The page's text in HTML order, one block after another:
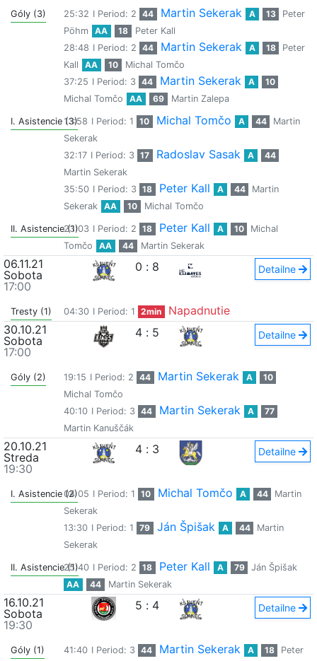
Góly (3) 25:32 I Period: 2 44 Martin Sekerak A 13
Peter
Pöhm
AA 18
Peter Kall
28:48 I Period: 2 44 Martin Sekerak A 18
Peter
Kall
AA 10
Michal Tomčo
37:25 I Period: 3 44 Martin Sekerak A
10
Michal Tomčo
AA 69 Martin Zalepa
I. Asistencie (3)
13:58 I Period: 1 10 Michal Tomčo A 44
Martin
Sekerak
32:17 I Period: 3 17 Radoslav Sasak A
44
Martin Sekerak
35:50 I Period: 3 18 Peter Kall A 44
Martin
Sekerak
AA 10 Michal Tomčo
II. Asistencie (1)
23:03 I Period: 2 18 Peter Kall A 10
Michal
Tomčo
AA 44 Martin Sekerak
06.11.21
Sobota
17:00
0 : 8 Detailne
Tresty (1) 04:30 I Period: 1 2min
Napadnutie
30.10.21
Sobota
17:00
4 : 5 Detailne
Góly (2) 19:15 I Period: 2 44 Martin Sekerak A
10
Michal Tomčo
40:10 I Period: 3 44 Martin Sekerak A
77
Martin Kanuščák
20.10.21
Streda
19:30
4 : 3 Detailne
I. Asistencie (2)04:05 I Period: 1 10 Michal Tomčo A 44
Martin
Sekerak
13:30 I Period: 1 79 Ján Špišak A 44
Martin
Sekerak
II. Asistencie (1)
25:40 I Period: 2 18 Peter Kall A 79
Ján Špišak
AA
44 Martin Sekerak
16.10.21
Sobota
19:30
5 : 4 Detailne
Góly (1) 41:40 I Period: 3 44 Martin Sekerak A 18
Peter